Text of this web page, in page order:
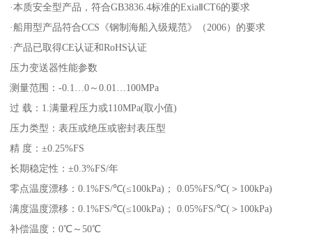
·本质安全型产品，符合GB3836.4标准的ExiaⅡCT6的要求
·船用型产品符合CCS《钢制海船入级规范》（2006）的要求
·产品已取得CE认证和RoHS认证
压力变送器性能参数
测量范围：-0.1…0～0.01…100MPa
过 载：1.满量程压力或110MPa(取小值)
压力类型：表压或绝压或密封表压型
精 度：±0.25%FS
长期稳定性：±0.3%FS/年
零点温度漂移：0.1%FS/℃(≤100kPa)； 0.05%FS/℃(＞100kPa)
满度温度漂移：0.1%FS/℃(≤100kPa)； 0.05%FS/℃(＞100kPa)
补偿温度：0℃～50℃